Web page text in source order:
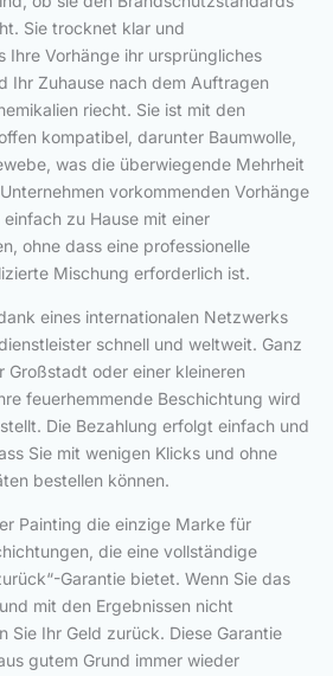
Sie trocknet klar und
Ihre Vorhänge ihr ursprüngliches
Ihr Zuhause nach dem Auftragen
riecht. Sie ist mit den
kompatibel, darunter Baumwolle,
was die überwiegende Mehrheit
vorkommenden Vorhänge
zu Hause mit einer
ohne dass eine professionelle
Mischung erforderlich ist.
eines internationalen Netzwerks
schnell und weltweit. Ganz
Großstadt oder einer kleineren
feuerhemmende Beschichtung wird
Die Bezahlung erfolgt einfach und
Sie mit wenigen Klicks und ohne
bestellen können.
Painting die einzige Marke für
die eine vollständige
Garantie bietet. Wenn Sie das
mit den Ergebnissen nicht
Sie Ihr Geld zurück. Diese Garantie
gutem Grund immer wieder